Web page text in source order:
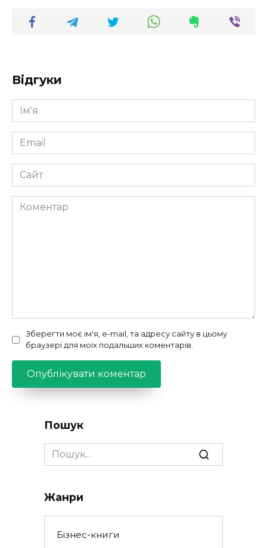
Відгуки
Ім'я
*
Email
*
Сайт
Коментар
Зберегти моє ім'я, e-mail, та адресу сайту в цьому
браузері для моїх подальших коментарів.
Пошук
Search
for:
Жанри
Бізнес-книги